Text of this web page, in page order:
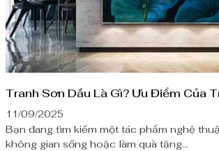
11/09/2025
Bạn đang tìm kiếm một tác phẩm nghệ
không gian sống hoặc làm quà tặng...